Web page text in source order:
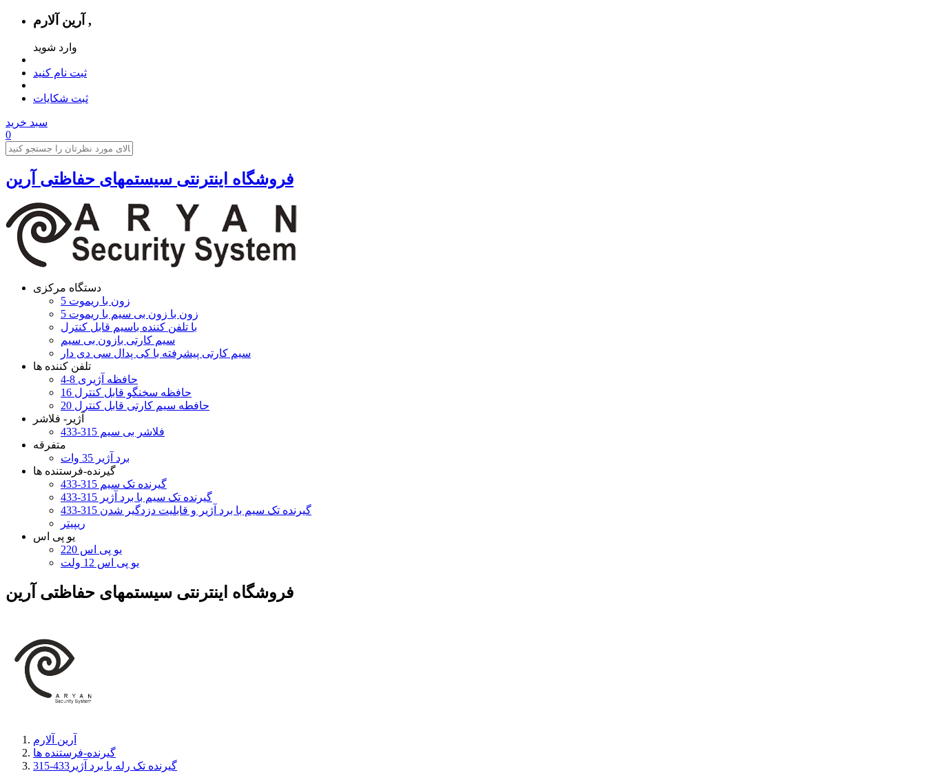
آرین آلارم ,
وارد شوید
ثبت نام کنید
ثبت شکایات
سبد خرید
0
فروشگاه اینترنتی سیستمهای حفاظتی آرين
دستگاه مرکزی
5 زون با ریموت
5 زون با زون بی سیم با ریموت
با تلفن کننده باسیم قابل کنترل
سیم کارتی بازون بی سیم
سیم کارتی پیشرفته با کی پدال سی دی دار
تلفن کننده ها
4-8 حافظه آژیری
16 حافظه سخنگو قابل کنترل
20 حافطه سیم کارتی قابل کنترل
آژیر- فلاشر
فلاشر بی سیم 315-433
متفرقه
برد آژیر 35 وات
گیرنده-فرستنده ها
گیرنده تک سیم 315-433
گیرنده تک سیم با برد آژیر 315-433
گیرنده تک سیم با برد آژیر و قابلیت دزدگیر شدن 315-433
ریپیتر
یو پی اس
یو پی اس 220
یو پی اس 12 ولت
فروشگاه اینترنتی سیستمهای حفاظتی آرين
آرین آلارم
گیرنده-فرستنده ها
گیرنده تک رله با برد آژیر433-315